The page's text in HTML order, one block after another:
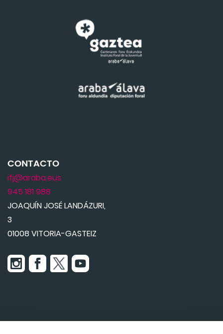
CONTACTO
ifj@araba.eus
945 181 988
JOAQUÍN JOSÉ LANDÁZURI,
3
01008 VITORIA-GASTEIZ